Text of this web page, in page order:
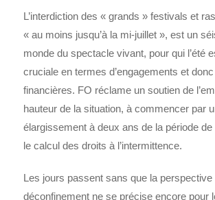
L’interdiction des « grands » festivals et
« au moins jusqu’à la mi-juillet », est un
monde du spectacle vivant, pour qui l’été
cruciale en termes d’engagements et
financières. FO réclame un soutien de
hauteur de la situation, à commencer par
élargissement à deux ans de la période
le calcul des droits à l’intermittence.
Les jours passent sans que la perspective
déconfinement ne se précise encore pour